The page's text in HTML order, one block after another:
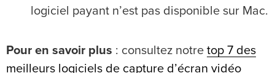
logiciel payant n’est pas disponible sur Mac.
Pour en savoir plus : consultez notre top 7 des
meilleurs logiciels de capture d’écran vidéo